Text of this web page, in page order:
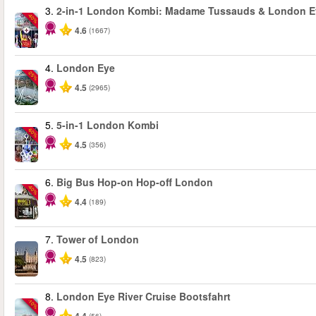
-40%
3. 2-in-1 London Kombi: Madame Tussauds & London
4.6 (1667)
-25%
4. London Eye
4.5 (2965)
-60%
5. 5-in-1 London Kombi
4.5 (356)
-40%
6. Big Bus Hop-on Hop-off London
4.4 (189)
7. Tower of London
4.5 (823)
-10%
8. London Eye River Cruise Bootsfahrt